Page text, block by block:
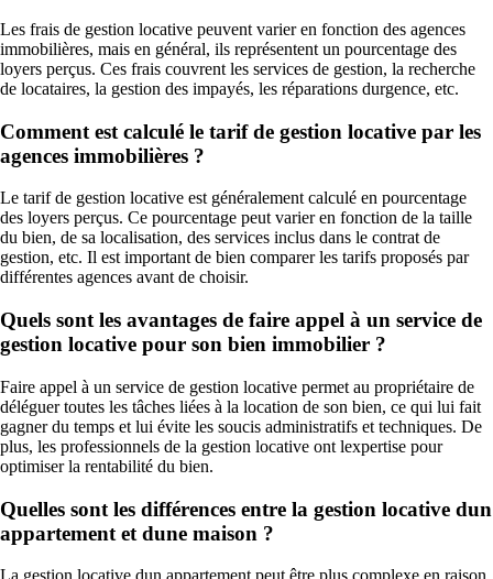
Les frais de gestion locative peuvent varier en fonction des agences
immobilières, mais en général, ils représentent un pourcentage des
loyers perçus. Ces frais couvrent les services de gestion, la recherche
de locataires, la gestion des impayés, les réparations durgence, etc.
Comment est calculé le tarif de gestion locative par les
agences immobilières ?
Le tarif de gestion locative est généralement calculé en pourcentage
des loyers perçus. Ce pourcentage peut varier en fonction de la taille
du bien, de sa localisation, des services inclus dans le contrat de
gestion, etc. Il est important de bien comparer les tarifs proposés par
différentes agences avant de choisir.
Quels sont les avantages de faire appel à un service de
gestion locative pour son bien immobilier ?
Faire appel à un service de gestion locative permet au propriétaire de
déléguer toutes les tâches liées à la location de son bien, ce qui lui fait
gagner du temps et lui évite les soucis administratifs et techniques. De
plus, les professionnels de la gestion locative ont lexpertise pour
optimiser la rentabilité du bien.
Quelles sont les différences entre la gestion locative dun
appartement et dune maison ?